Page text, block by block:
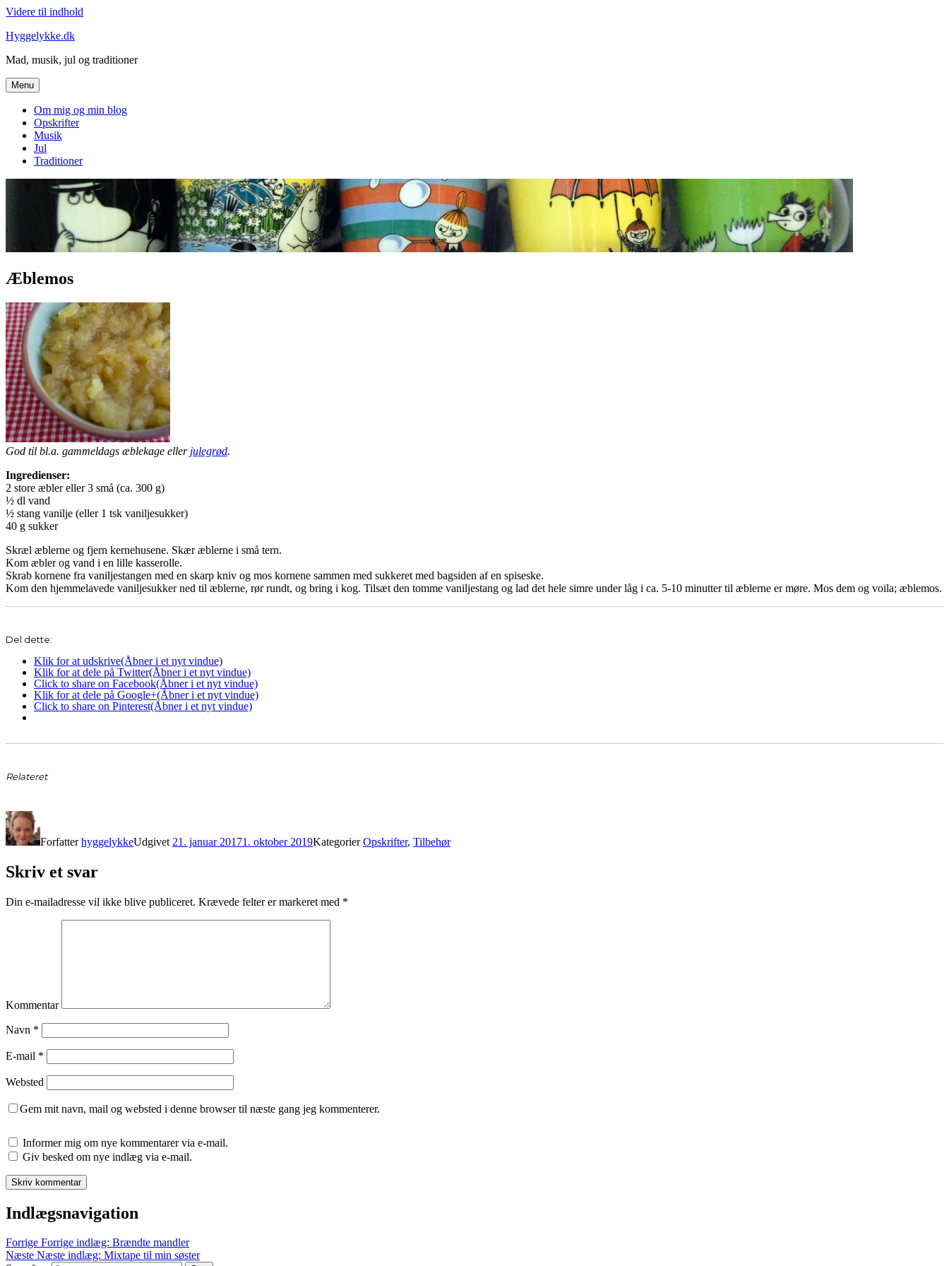
Videre til indhold
Hyggelykke.dk
Mad, musik, jul og traditioner
Menu
Om mig og min blog
Opskrifter
Musik
Jul
Traditioner
Æblemos
God til bl.a. gammeldags æblekage eller julegrød.
Ingredienser:
2 store æbler eller 3 små (ca. 300 g)
½ dl vand
½ stang vanilje (eller 1 tsk vaniljesukker)
40 g sukker
Skræl æblerne og fjern kernehusene. Skær æblerne i små tern.
Kom æbler og vand i en lille kasserolle.
Skrab kornene fra vaniljestangen med en skarp kniv og mos kornene sammen med sukkeret med bagsiden af en spiseske.
Kom den hjemmelavede vaniljesukker ned til æblerne, rør rundt, og bring i kog. Tilsæt den tomme vaniljestang og lad det hele simre under låg i ca. 5-10 minutter til æblerne er møre. Mos dem og voila; æblemos.
Del dette:
Klik for at udskrive(Åbner i et nyt vindue)
Klik for at dele på Twitter(Åbner i et nyt vindue)
Click to share on Facebook(Åbner i et nyt vindue)
Klik for at dele på Google+(Åbner i et nyt vindue)
Click to share on Pinterest(Åbner i et nyt vindue)
Relateret
ForfatterhyggelykkeUdgivet 21. januar 20171. oktober 2019KategorierOpskrifter, Tilbehør
Skriv et svar
Din e-mailadresse vil ikke blive publiceret. Krævede felter er markeret med *
Kommentar
Navn *
E-mail *
Websted
Gem mit navn, mail og websted i denne browser til næste gang jeg kommenterer.
Informer mig om nye kommentarer via e-mail.
Giv besked om nye indlæg via e-mail.
Indlægsnavigation
Forrige Forrige indlæg: Brændte mandler
Næste Næste indlæg: Mixtape til min søster